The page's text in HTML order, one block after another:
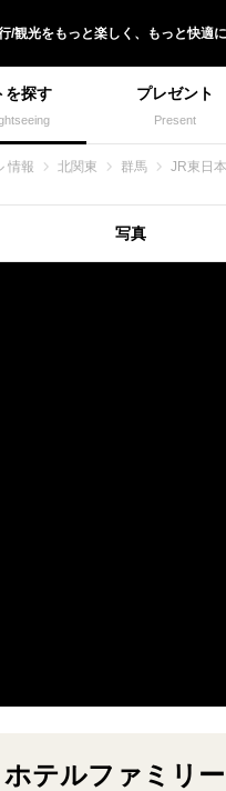
/観光をもっと楽しく、 もっと快適に
を探す プレゼント
Present
情報 北関東 群馬 JR東日
写真
テルファミリー